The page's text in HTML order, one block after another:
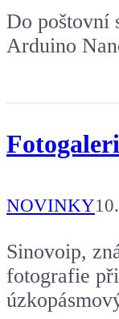
Do poštovní
Arduino
NOVINKY
Sinovoip,
fotografie